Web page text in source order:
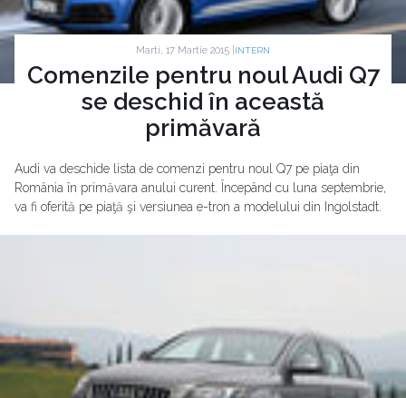
Marti, 17 Martie 2015 | INTERN
Comenzile pentru noul Audi Q7
se deschid în această
primăvară
Audi va deschide lista de comenzi pentru noul Q7 pe piaţa din
România în primăvara anului curent. Începând cu luna septembrie,
va fi oferită pe piaţă şi versiunea e-tron a modelului din Ingolstadt.